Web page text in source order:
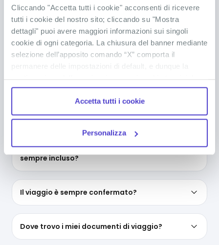
Cliccando "Accetta tutti i cookie" acconsenti di ricevere
tutti i cookie del nostro sito; cliccando su "Mostra
dettagli" puoi avere maggiori informazioni sui singoli
cookie di ogni categoria. La chiusura del banner mediante
selezione dell’apposito comando “X” comporta il
permanere delle impostazioni di default, e dunque la
casella dei cookie statistici è già selezionata poiché, non
permettendo la diretta individuazione dell’interessato (cd.
single out), i relativi cookie sono equiparati ai tecnici, ma
deselezionando la relativa casella. Se vuoi maggiori
informazioni sul funzionamento dei cookie attivi sul
sito clicca qui.
Accetta tutti i cookie
Personalizza
Dove si trova la Giamaica?
Che lingua si parla in Giamaica?
Quanti gradi ci sono in Giamaica?
Nel viaggio di gruppo in Giamaica, il volo è
sempre incluso?
Il viaggio è sempre confermato?
Dove trovo i miei documenti di viaggio?